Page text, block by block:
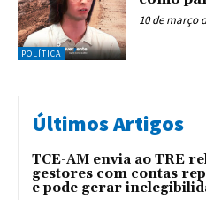
POLÍTICA
10 de março
Últimos Artigos
TCE-AM envia ao TRE
gestores com contas
e pode gerar